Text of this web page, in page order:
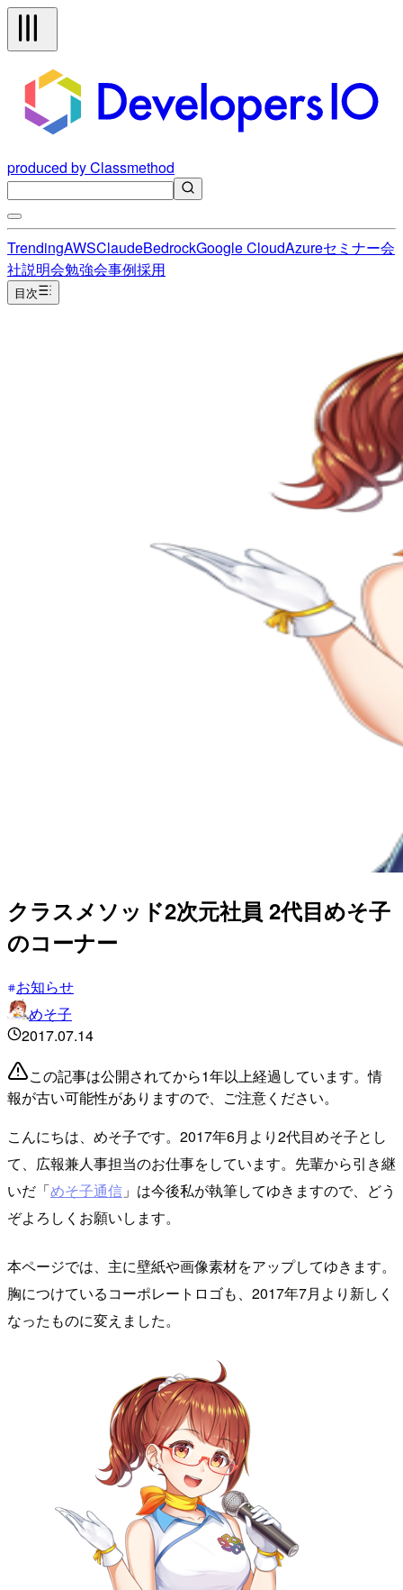
produced by Classmethod
TrendingAWSClaudeBedrockGoogle CloudAzureセミナー会
社説明会勉強会事例採用
目次
クラスメソッド2次元社員 2代目めそ子
のコーナー
お知らせ
めそ子
2017.07.14
この記事は公開されてから1年以上経過しています。情
報が古い可能性がありますので、ご注意ください。
こんにちは、めそ子です。2017年6月より2代目めそ子とし
て、広報兼人事担当のお仕事をしています。先輩から引き継
いだ「めそ子通信 」は今後私が執筆してゆきますので、どう
ぞよろしくお願いします。
本ページでは、主に壁紙や画像素材をアップしてゆきます。
胸につけているコーポレートロゴも、2017年7月より新しく
なったものに変えました。